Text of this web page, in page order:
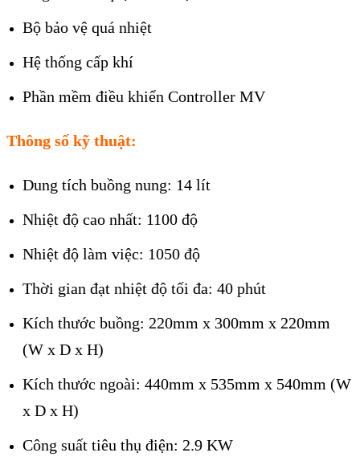
Bộ bảo vệ quá nhiệt
Hệ thống cấp khí
Phần mềm điều khiển Controller MV
Thông số kỹ thuật:
Dung tích buồng nung: 14 lít
Nhiệt độ cao nhất: 1100 độ
Nhiệt độ làm việc: 1050 độ
Thời gian đạt nhiệt độ tối đa: 40 phút
Kích thước buồng: 220mm x 300mm x 220mm
(W x D x H)
Kích thước ngoài: 440mm x 535mm x 540mm (W
x D x H)
Công suất tiêu thụ điện: 2.9 KW